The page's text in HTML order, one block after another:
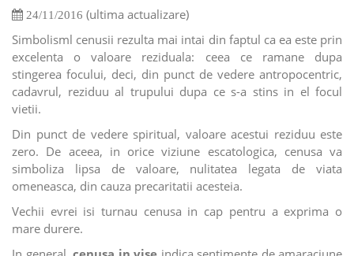
24/11/2016 (ultima actualizare)
Simbolisml cenusii rezulta mai intai din faptul ca ea este prin
excelenta o valoare reziduala: ceea ce ramane dupa
stingerea focului, deci, din punct de vedere antropocentric,
cadavrul, reziduu al trupului dupa ce s-a stins in el focul
vietii.
Din punct de vedere spiritual, valoare acestui reziduu este
zero. De aceea, in orice viziune escatologica, cenusa va
simboliza lipsa de valoare, nulitatea legata de viata
omeneasca, din cauza precaritatii acesteia.
Vechii evrei isi turnau cenusa in cap pentru a exprima o
mare durere.